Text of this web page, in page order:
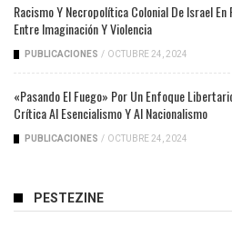
Racismo Y Necropolítica Colonial De Israel
Entre Imaginación Y Violencia
PUBLICACIONES / OCTUBRE 24, 2024
«Pasando El Fuego» Por Un Enfoque
Crítica Al Esencialismo Y Al Nacionalismo
PUBLICACIONES / OCTUBRE 24, 2024
PESTEZINE